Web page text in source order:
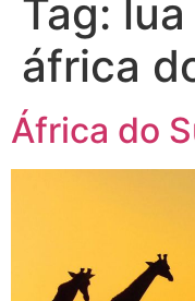
Tag:
áfrica
África do